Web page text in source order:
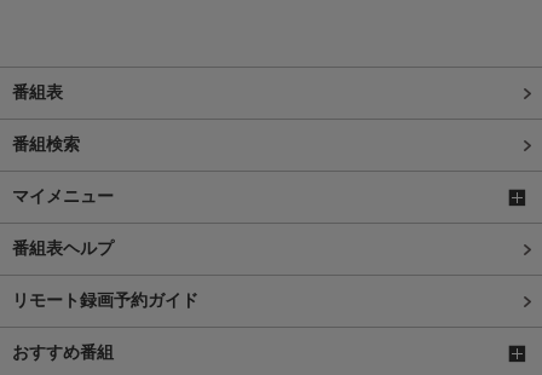
番組表
番組検索
マイメニュー
番組表ヘルプ
リモート録画予約ガイド
おすすめ番組